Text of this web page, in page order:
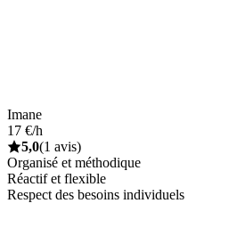
Imane
17 €/h
5,0(1 avis)
Organisé et méthodique
Réactif et flexible
Respect des besoins individuels